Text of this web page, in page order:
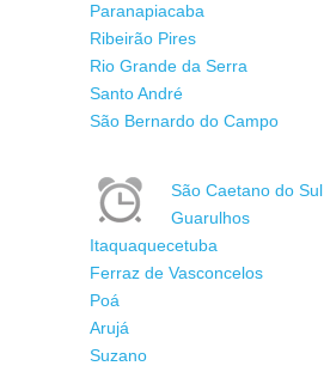
Paranapiacaba
Ribeirão Pires
Rio Grande da Serra
Santo André
São Bernardo do Campo
São Caetano do Sul
Guarulhos
Itaquaquecetuba
Ferraz de Vasconcelos
Poá
Arujá
Suzano